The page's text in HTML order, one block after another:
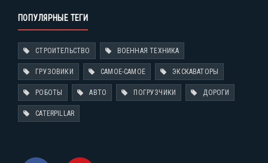
ПОПУЛЯРНЫЕ ТЕГИ
СТРОИТЕЛЬСТВО ВОЕННАЯ ТЕХНИКА
ГРУЗОВИКИ САМОЕ-САМОЕ ЭКСКАВАТОРЫ
РОБОТЫ АВТО ПОГРУЗЧИКИ ДОРОГИ
CATERPILLAR